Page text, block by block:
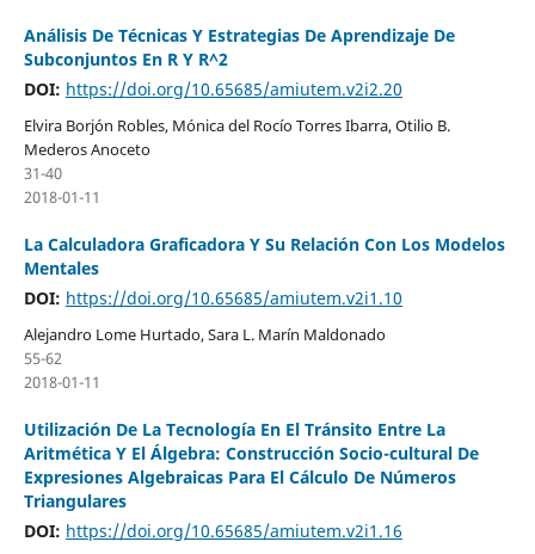
Análisis De Técnicas Y Estrategias De Aprendizaje De
Subconjuntos En R Y R^2
DOI: https://doi.org/10.65685/amiutem.v2i2.20
Elvira Borjón Robles, Mónica del Rocío Torres Ibarra, Otilio B.
Mederos Anoceto
31-40
2018-01-11
La Calculadora Graficadora Y Su Relación Con Los Modelos
Mentales
DOI: https://doi.org/10.65685/amiutem.v2i1.10
Alejandro Lome Hurtado, Sara L. Marín Maldonado
55-62
2018-01-11
Utilización De La Tecnología En El Tránsito Entre La
Aritmética Y El Álgebra: Construcción Socio-cultural De
Expresiones Algebraicas Para El Cálculo De Números
Triangulares
DOI: https://doi.org/10.65685/amiutem.v2i1.16